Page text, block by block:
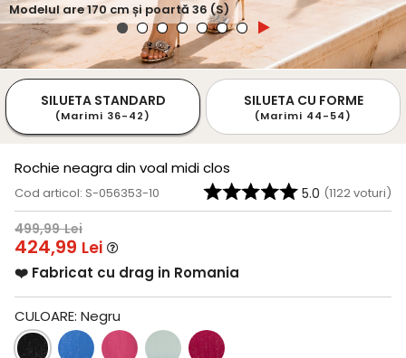
Modelul are170cm și poartă 36 (S)
SILUETA STANDARD
(Marimi 36-42)
SILUETA CU FORME
(Marimi 44-54)
Rochie neagra din voal midi clos
Cod articol: S-056353-10 5.0 (1122voturi)
499,99 Lei
424,99 Lei
❤️ Fabricat cu drag in Romania
CULOARE: Negru